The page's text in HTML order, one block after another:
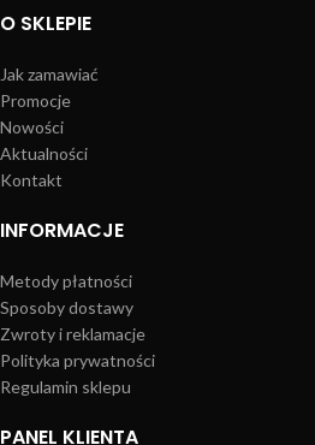
O SKLEPIE
Jak zamawiać
Promocje
Nowości
Aktualności
Kontakt
INFORMACJE
Metody płatności
Sposoby dostawy
Zwroty i reklamacje
Polityka prywatności
Regulamin sklepu
PANEL KLIENTA